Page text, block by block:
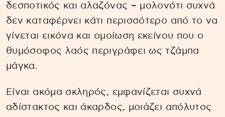
δεσποτικός και αλαζόνας – μολονότι συχνά
δεν καταφέρνει κάτι περισσότερο από το να
γίνεται εικόνα και ομοίωση εκείνου που ο
θυμόσοφος λαός περιγράφει ως τζάμπα
μάγκα.
Είναι ακόμα σκληρός, εμφανίζεται συχνά
αδίστακτος και άκαρδος, μοιάζει απόλυτος